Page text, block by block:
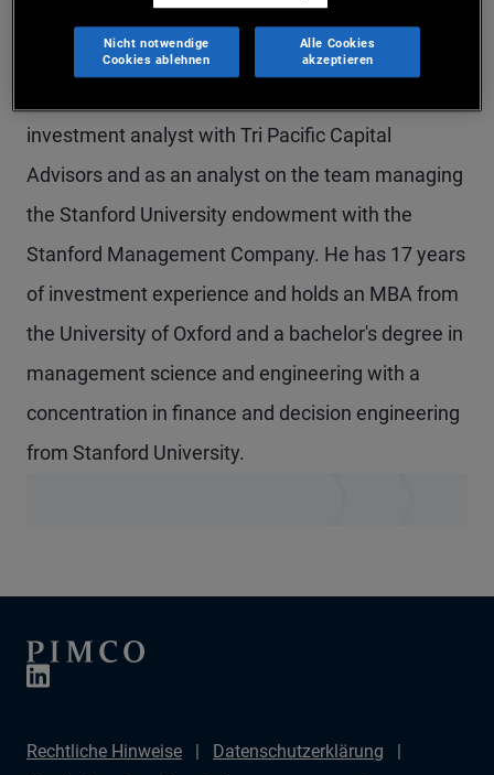
joining Gurtin in March 2014, Mr. Hornbeak was a
senior associate at Green Street Advisors,
investment analyst with Tri Pacific Capital
Advisors and as an analyst on the team managing
the Stanford University endowment with the
Stanford Management Company. He has 17 years
of investment experience and holds an MBA from
the University of Oxford and a bachelor's degree in
management science and engineering with a
concentration in finance and decision engineering
from Stanford University.
Rechtliche Hinweise
Datenschutzerklärung
Nicht notwendige
Cookies ablehnen
Alle Cookies
akzeptieren